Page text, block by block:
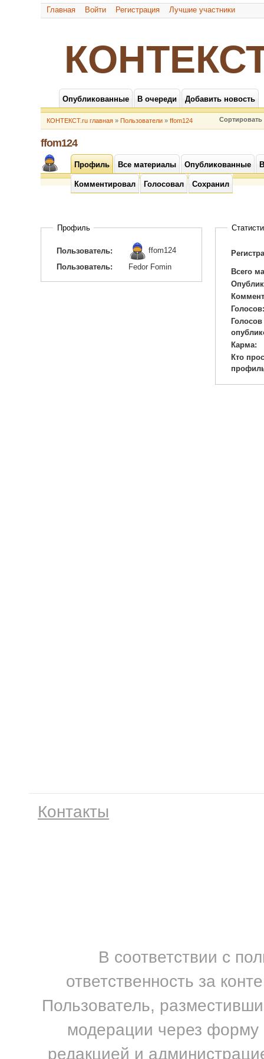
Главная Войти Регистрация Лучшие участники
Опубликованные В очереди Добавить новость
КОНТЕКСТ.ru главная » Пользователи » ffom124
ffom124
Профиль Все материалы Опубликованные
Комментировал Голосовал Сохранил
Профиль
Пользователь:
ffom124
Пользователь:
Fedor Fomin
Всего
Голосов
Карма:
Кто
Контакты
В соответствии с
ответственность за
Пользователь,
модерации через форму
редакцией и